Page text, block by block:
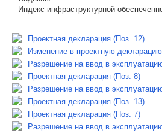
Индекс инфраструктурной
Проектная декларация (Поз. 12)
Изменение в проектную
Разрешение на ввод в
Проектная декларация (Поз. 8)
Разрешение на ввод в
Проектная декларация (Поз. 13)
Проектная декларация (Поз. 7)
Разрешение на ввод в